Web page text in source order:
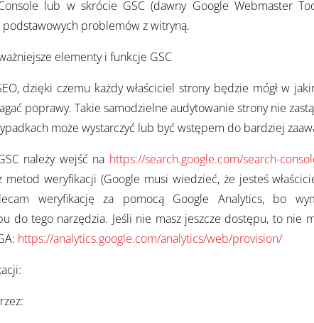
lub w skrócie GSC (dawny Google Webmaster
problemów z witryną.
elementy i funkcje GSC
dzięki czemu każdy właściciel strony będzie mógł w
poprawy. Takie samodzielne audytowanie strony nie
może wystarczyć lub być wstępem do bardziej
należy wejść na https://search.google.com/search-
metod weryfikacji (Google musi wiedzieć, że jesteś
weryfikację za pomocą Google Analytics, bo
do tego narzędzia. Jeśli nie masz jeszcze dostępu, to nie
https://analytics.google.com/analytics/web/provision/